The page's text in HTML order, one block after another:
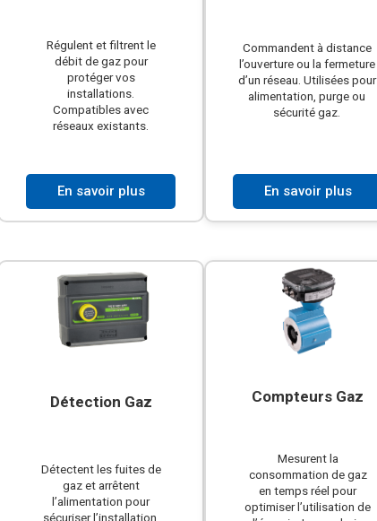
Régulent et filtrent le
débit de gaz pour
protéger vos
installations.
Compatibles avec
réseaux existants.
En savoir plus
Commandent à distance
l’ouverture ou la fermeture
d’un réseau. Utilisées pour
alimentation, purge ou
sécurité gaz.
En savoir plus
Détection Gaz
Détectent les fuites de
gaz et arrêtent
l’alimentation pour
sécuriser l’installation.
Compteurs Gaz
Mesurent la
consommation de gaz
en temps réel pour
optimiser l’utilisation de